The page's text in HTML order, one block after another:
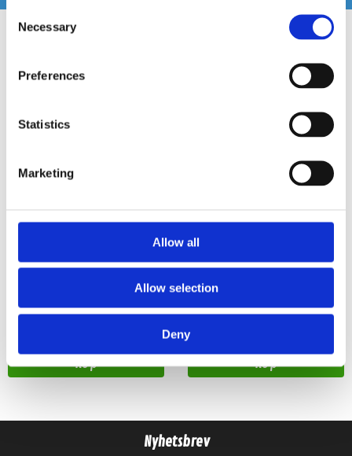
Consent
Selection
Necessary
Preferences
Statistics
Marketing
Allow all
Allow selection
Deny
8" mellanregister 170W RMS
Finns i lagershop Göteborg
/paket
Köp
8" Mellanregister 300W RMS
Köp
Nyhetsbrev